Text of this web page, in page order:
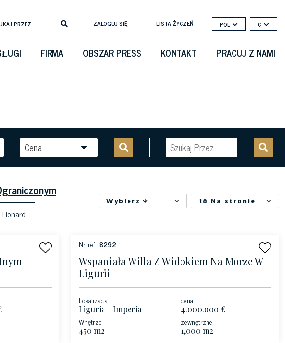
ZALOGUJ SIĘ LISTA ŻYCZEŃ POL €
FIRMA OBSZAR PRESS KONTAKT PRACUJ Z NAMI
Cena
Wybierz 18 Na stronie
Nr ref.:8292
Wspaniała Willa Z Widokiem Na Morze W
Ligurii
Lokalizacja
Liguria - Imperia
cena
4.000.000 €
Wnętrze
450 m2
zewnętrzne
1,000 m2